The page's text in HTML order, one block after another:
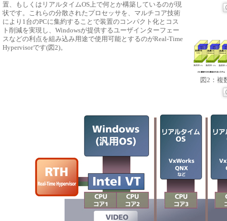
置、もしくはリアルタイムOS上で何とか構築しているのが現
状です。これらの分散されたプロセッサを、マルチコア技術
により1台のPCに集約することで装置のコンパクト化とコス
ト削減を実現し、Windowsが提供するユーザインターフェー
スなどの利点を組み込み用途で使用可能とするのがReal-Time
Hypervisorです(図2)。
図2：複